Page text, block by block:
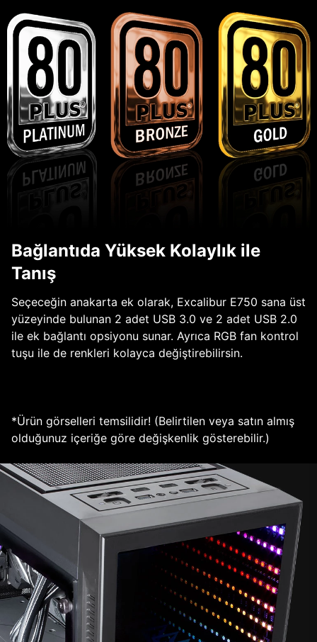
Bağlantıda Yüksek Kolaylık ile
Tanış
Seçeceğin anakarta ek olarak, Excalibur E750 sana üst
yüzeyinde bulunan 2 adet USB 3.0 ve 2 adet USB 2.0
ile ek bağlantı opsiyonu sunar. Ayrıca RGB fan kontrol
tuşu ile de renkleri kolayca değiştirebilirsin.
*Ürün görselleri temsilidir! (Belirtilen veya satın almış
olduğunuz içeriğe göre değişkenlik gösterebilir.)